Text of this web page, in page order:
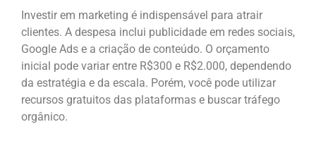
Investir em marketing é indispensável para atrair
clientes. A despesa inclui publicidade em redes sociais,
Google Ads e a criação de conteúdo. O orçamento
inicial pode variar entre R$300 e R$2.000, dependendo
da estratégia e da escala. Porém, você pode utilizar
recursos gratuitos das plataformas e buscar tráfego
orgânico.